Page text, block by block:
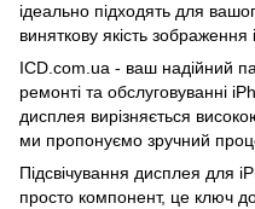
ідеально підходять для
виняткову якість зображення
ICD.com.ua - ваш надійний
ремонті та обслуговуванні
дисплея вирізняється
ми пропонуємо зручний
Підсвічування дисплея для
просто компонент, це ключ